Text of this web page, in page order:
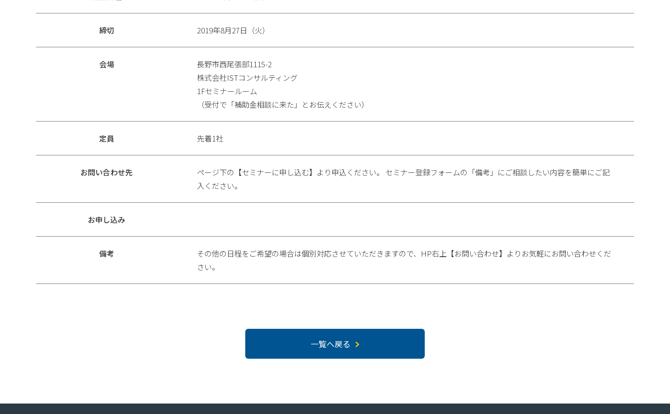
締切 2019年8月27日（火）
会場
長野市西尾張部1115-2
株式会社ISTコンサルティング
1Fセミナールーム
（受付で「補助金相談に来た」とお伝えください）
定員 先着1社
お問い合わせ先
ページ下の【セミナーに申し込む】より申込ください。 セミナー登録フォームの「備考」にご相談したい内容を簡単にご記
入ください。
お申し込み
備考
その他の日程をご希望の場合は個別対応させていただきますので、HP右上【お問い合わせ】よりお気軽にお問い合わせくだ
さい。
一覧へ戻る